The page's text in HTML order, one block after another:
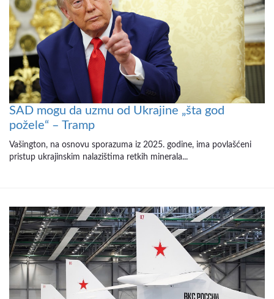
SAD mogu da uzmu od Ukrajine „šta god
požele“ – Tramp
Vašington, na osnovu sporazuma iz 2025. godine, ima povlašćeni
pristup ukrajinskim nalazištima retkih minerala...